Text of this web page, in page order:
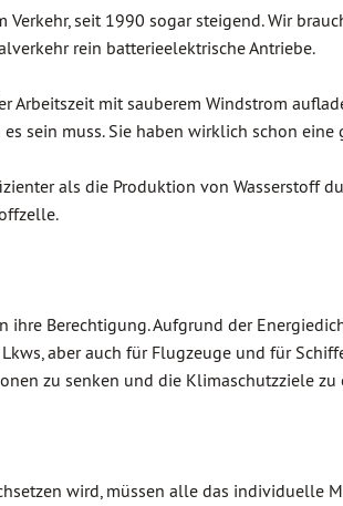
seit 1990 sogar steigend. Wir
rein batterieelektrische Antriebe.
Arbeitszeit mit sauberem Windstrom
sein muss. Sie haben wirklich schon eine
als die Produktion von Wasserstoff
ihre Berechtigung. Aufgrund der
aber auch für Flugzeuge und für
zu senken und die Klimaschutzziele zu
wird, müssen alle das individuelle